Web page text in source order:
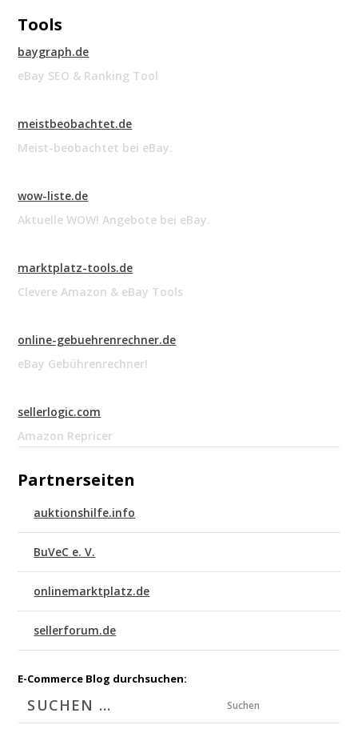
Tools
baygraph.de
eBay SEO & Ranking Tool
meistbeobachtet.de
Meist-beobachtet bei eBay.
wow-liste.de
Aktuelle WOW! Angebote bei eBay.
marktplatz-tools.de
Clevere Amazon & eBay Tools
online-gebuehrenrechner.de
eBay Gebührenrechner!
sellerlogic.com
Amazon Repricer
Partnerseiten
auktionshilfe.info
BuVeC e. V.
onlinemarktplatz.de
sellerforum.de
E-Commerce Blog durchsuchen:
Suchen